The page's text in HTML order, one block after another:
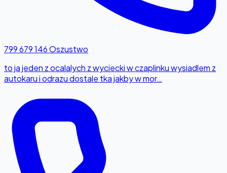
799 679 146Oszustwo
to ja jeden z ocalalych z wyciecki w czaplinku wysiadlem z
autokaru i odrazu dostale tka jakby w mor…